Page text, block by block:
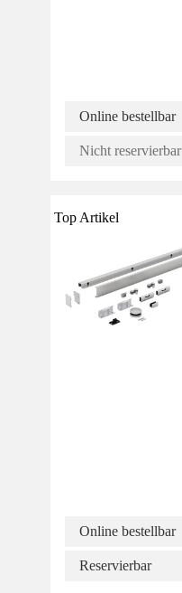
Online bestellbar
Nicht reservierbar
Top Artikel
Online bestellbar
Reservierbar